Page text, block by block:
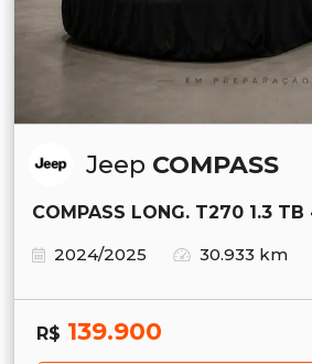
Jeep COMPASS
COMPASS LONG. T270 1.3
2024/2025
30.933 km
R$ 139.900